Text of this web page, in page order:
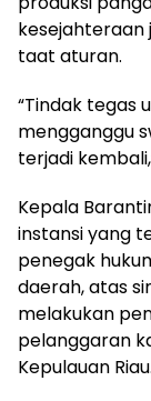
kesejahteraan
taat aturan.
“Tindak tegas
mengganggu
terjadi
Kepala
instansi yang
penegak
daerah, atas
melakukan
pelanggaran
Kepulauan Riau.